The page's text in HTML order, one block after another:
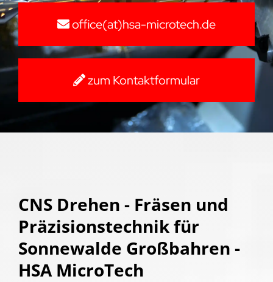
office(at)hsa-microtech.de
zum Kontaktformular
CNS Drehen - Fräsen und
Präzisionstechnik für
Sonnewalde Großbahren -
HSA MicroTech